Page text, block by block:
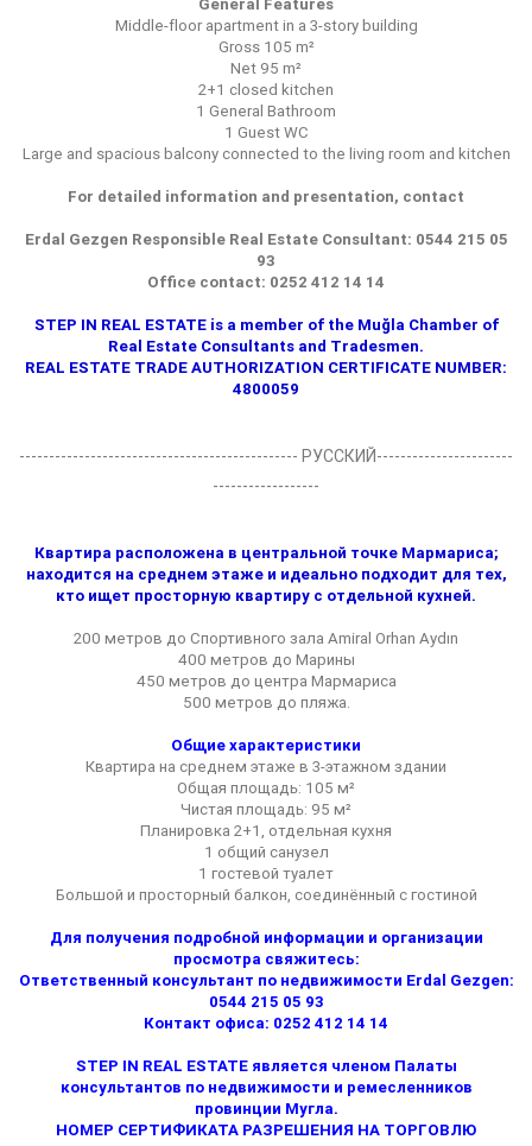
General Features
Middle-floor apartment in a 3-story building
Gross 105 m²
Net 95 m²
2+1 closed kitchen
1 General Bathroom
1 Guest WC
Large and spacious balcony connected to the living room and kitchen
For detailed information and presentation, contact
Erdal Gezgen Responsible Real Estate Consultant: 0544 215 05
93
Office contact: 0252 412 14 14
STEP IN REAL ESTATE is a member of the Muğla Chamber of
Real Estate Consultants and Tradesmen.
REAL ESTATE TRADE AUTHORIZATION CERTIFICATE NUMBER:
4800059
----------------------------------------------- РУССКИЙ-----------------------
------------------
Квартира расположена в центральной точке Мармариса;
находится на среднем этаже и идеально подходит для тех,
кто ищет просторную квартиру с отдельной кухней.
200 метров до Спортивного зала Amiral Orhan Aydın
400 метров до Марины
450 метров до центра Мармариса
500 метров до пляжа.
Общие характеристики
Квартира на среднем этаже в 3-этажном здании
Общая площадь: 105 м²
Чистая площадь: 95 м²
Планировка 2+1, отдельная кухня
1 общий санузел
1 гостевой туалет
Большой и просторный балкон, соединённый с гостиной
Для получения подробной информации и организации
просмотра свяжитесь:
Ответственный консультант по недвижимости Erdal Gezgen:
0544 215 05 93
Контакт офиса: 0252 412 14 14
STEP IN REAL ESTATE является членом Палаты
консультантов по недвижимости и ремесленников
провинции Мугла.
НОМЕР СЕРТИФИКАТА РАЗРЕШЕНИЯ НА ТОРГОВЛЮ